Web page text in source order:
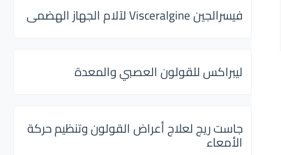
فيسرالجين Visceralgine لآلام الجهاز الهضمى
ليبراكس للقولون العصبي والمعدة
جاست ريج لعلاج أعراض القولون وتنظيم حركة
الأمعاء